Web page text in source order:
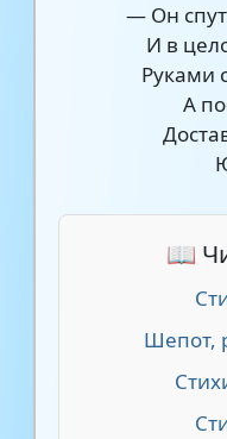
— Он
И в
Руками
А
📖
Шепот,